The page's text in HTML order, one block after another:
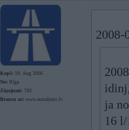
Kopš: 19. Aug 2006
No: Rīga
Ziņojumi: 783
Braucu ar: www.autodirect.lv
2008-
ja
16